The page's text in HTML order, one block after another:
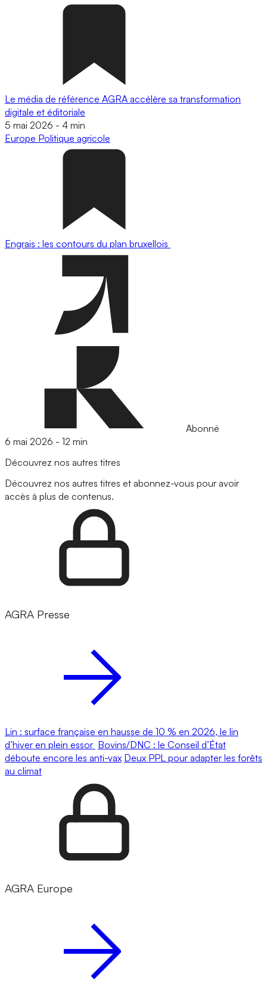
Le média de référence AGRA accélère sa transformation
digitale et éditoriale
5 mai 2026 - 4 min
Europe Politique agricole
Engrais : les contours du plan bruxellois
Abonné
6 mai 2026 - 12 min
Découvrez nos autres titres
Découvrez nos autres titres et abonnez-vous pour avoir
accès à plus de contenus.
AGRA Presse
Lin : surface française en hausse de 10 % en 2026, le lin
d’hiver en plein essor Bovins/DNC : le Conseil d’État
déboute encore les anti-vax Deux PPL pour adapter les forêts
au climat
AGRA Europe